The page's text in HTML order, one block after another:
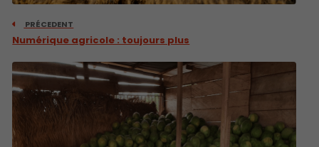
PRÉCEDENT
Numérique agricole : toujours plus